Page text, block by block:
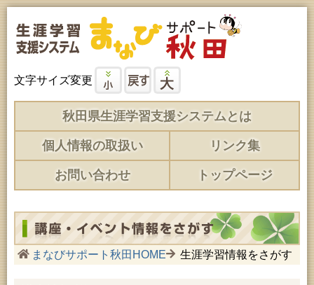
文字サイズ変更
秋田県生涯学習支援システムとは
個人情報の取扱い リンク集
お問い合わせ トップページ
まなびサポート秋田HOME 生涯学習情報をさがす